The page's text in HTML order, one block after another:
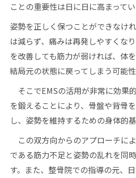
ことの重要性は日に日に高まってい
姿勢を正しく保つことができなけ
は減らず、痛みは再発しやすくな
を改善しても筋力が弱ければ、体
結局元の状態に戻ってしまう可能性
そこでEMSの活用が非常に効果
を鍛えることにより、骨盤や背骨
し、姿勢を維持するための身体的
この双方向からのアプローチに
である筋力不足と姿勢の乱れを同
す。また、整骨院での指導の元、